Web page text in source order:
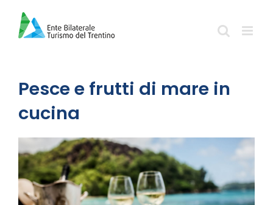
contenuto
Pesce e frutti di mare in
cucina